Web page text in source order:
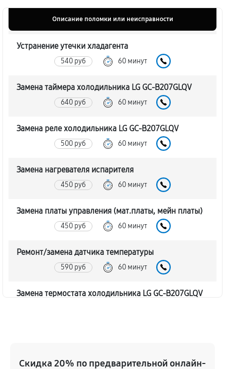
Описание поломки или неисправности
Устранение утечки хладагента
540 руб 60 минут
Замена таймера холодильника LG GC-B207GLQV
640 руб 60 минут
Замена реле холодильника LG GC-B207GLQV
500 руб 60 минут
Замена нагревателя испарителя
450 руб 60 минут
Замена платы управления (мат.платы, мейн платы)
450 руб 60 минут
Ремонт/замена датчика температуры
590 руб 60 минут
Замена термостата холодильника LG GC-B207GLQV
Скидка 20% по предварительной онлайн-